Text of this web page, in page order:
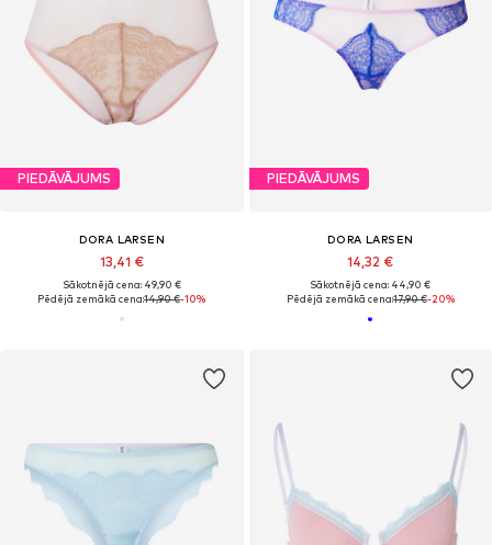
PIEDĀVĀJUMS
DORA LARSEN
13,41 €
Sākotnējā cena: 49,90 €
Pēdējā zemākā cena:14,90 €-10%
PIEDĀVĀJUMS
DORA LARSEN
14,32 €
Sākotnējā cena: 44,90 €
Pēdējā zemākā cena:17,90 €-20%